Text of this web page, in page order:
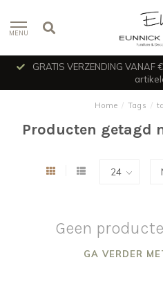
MENU
GRATIS VERZENDING
Home / Tags /
Producten getagd
Geen
GA VERDER